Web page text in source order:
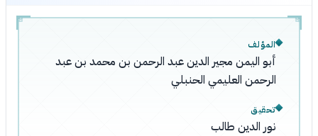
المؤلف
أبو اليمن مجير الدين عبد الرحمن بن محمد بن عبد
الرحمن العليمي الحنبلي
تحقيق
نور الدين طالب